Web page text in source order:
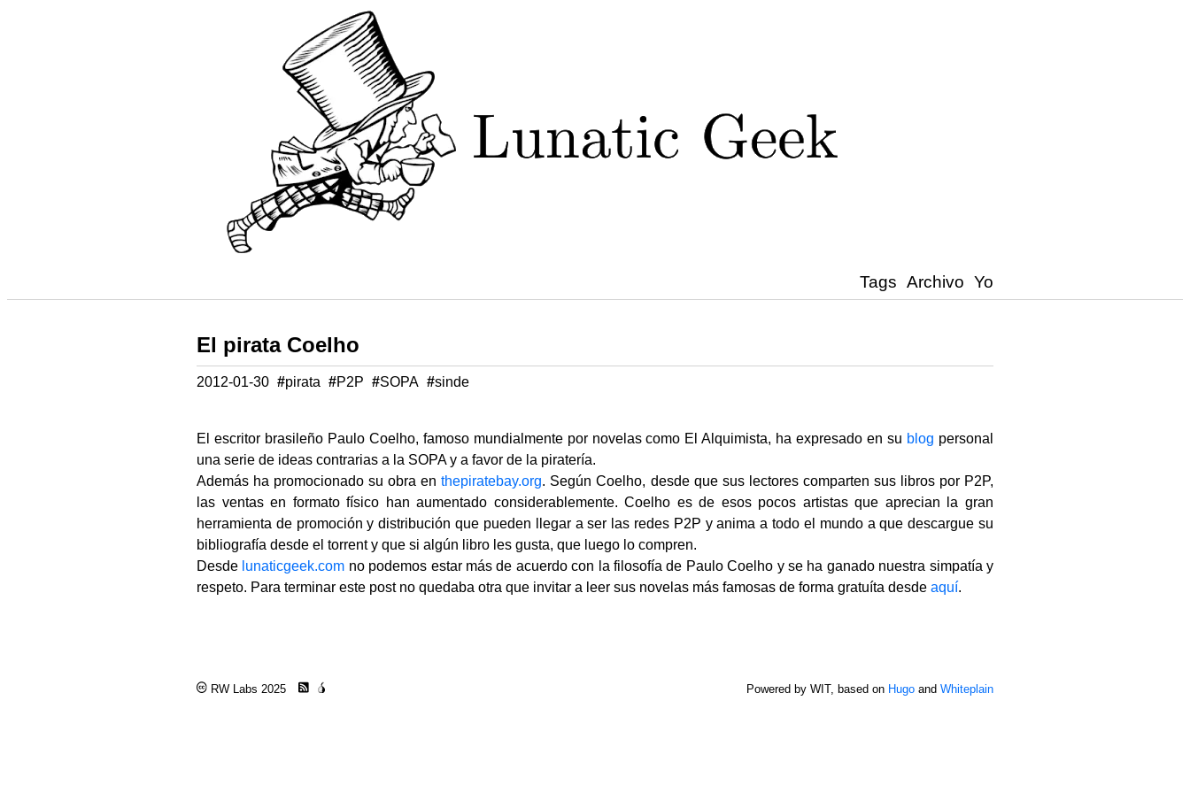
Tags Archivo Yo
El pirata Coelho
2012-01-30 #pirata #P2P #SOPA #sinde
El escritor brasileño Paulo Coelho, famoso mundialmente por novelas como El Alquimista, ha expresado en su blog personal
una serie de ideas contrarias a la SOPA y a favor de la piratería.
Además ha promocionado su obra enthepiratebay.org. Según Coelho, desde que sus lectores comparten sus libros por P2P,
las ventas en formato físico han aumentado considerablemente. Coelho es de esos pocos artistas que aprecian la gran
herramienta de promoción y distribución que pueden llegar a ser las redes P2P y anima a todo el mundo a que descargue su
bibliografía desde el torrent y que si algún libro les gusta, que luego lo compren.
Desde lunaticgeek.com no podemos estar más de acuerdo con la filosofía de Paulo Coelho y se ha ganado nuestra simpatía y
respeto. Para terminar este post no quedaba otra que invitar a leer sus novelas más famosas de forma gratuíta desde aquí.
RW Labs 2025 Powered by WIT, based on Hugo and Whiteplain